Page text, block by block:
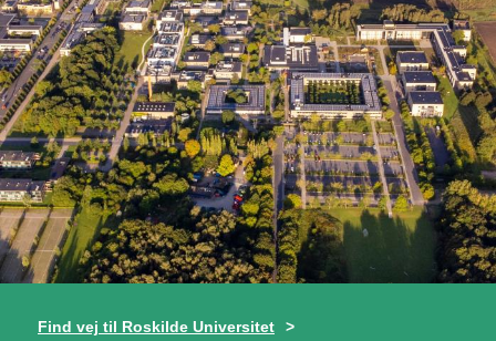
Find vej til Roskilde Universitet